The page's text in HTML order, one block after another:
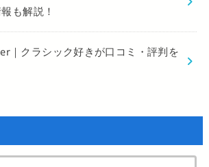
も解説！
｜クラシック好きが口コミ・評判を